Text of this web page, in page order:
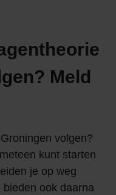
Meld
volgen?
kunt starten
je op weg
ook daarna